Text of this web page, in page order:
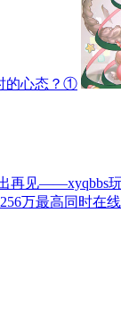
的心态？①
再见——xyqbbs
256万最高同时在线